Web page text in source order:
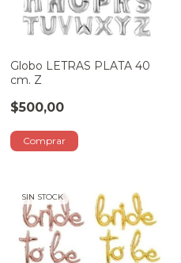
Globo LETRAS PLATA 40
cm. Z
$500,00
SIN STOCK